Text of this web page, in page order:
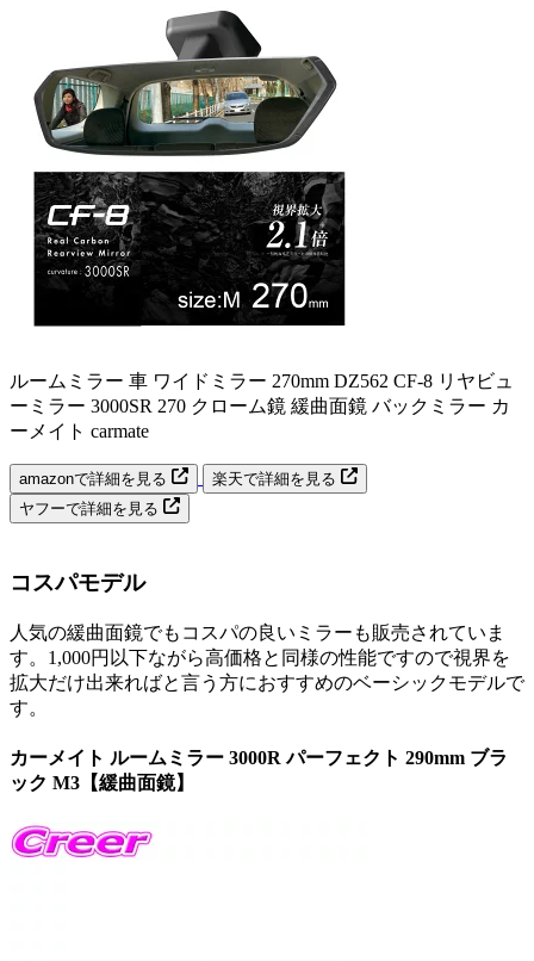
ルームミラー 車 ワイドミラー 270mm DZ562 CF-8 リヤビュ
ーミラー 3000SR 270 クローム鏡 緩曲面鏡 バックミラー カ
ーメイト carmate
amazonで詳細を見る
楽天で詳細を見る
ヤフーで詳細を見る
コスパモデル
人気の緩曲面鏡でもコスパの良いミラーも販売されていま
す。1,000円以下ながら高価格と同様の性能ですので視界を
拡大だけ出来ればと言う方におすすめのベーシックモデルで
す。
カーメイト ルームミラー 3000R パーフェクト 290mm ブラ
ック M3【緩曲面鏡】